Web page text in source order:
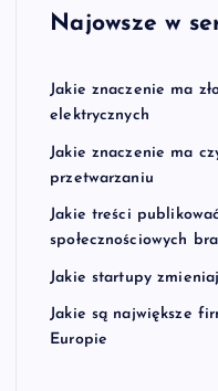
Najowsze w
Jakie znaczenie ma
elektrycznych
Jakie znaczenie ma
przetwarzaniu
Jakie treści
społecznościowych
Jakie startupy
Jakie są największe
Europie